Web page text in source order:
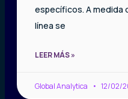
específicos. A medida
línea se
LEER MÁS »
Global Analytica 12/02/